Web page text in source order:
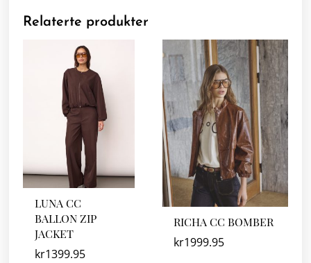
Relaterte produkter
LUNA CC
BALLON ZIP
JACKET
kr1399.95
RICHA CC BOMBER
kr1999.95